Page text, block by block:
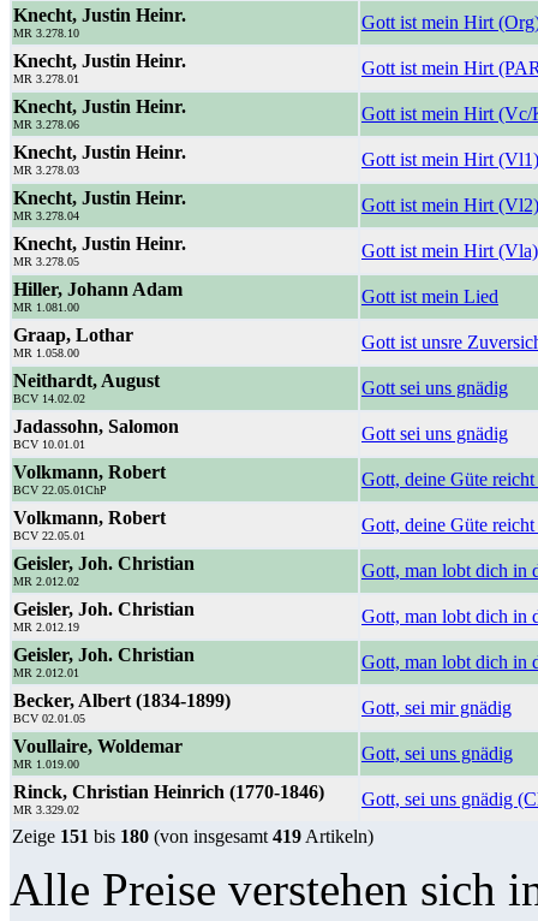
Knecht, Justin Heinr.
MR 3.278.10
Gott ist mein Hirt
Knecht, Justin Heinr.
MR 3.278.01
Gott ist mein Hirt
Knecht, Justin Heinr.
MR 3.278.06
Gott ist mein Hirt (Vc/
Knecht, Justin Heinr.
MR 3.278.03
Gott ist mein Hirt (Vl1)
Knecht, Justin Heinr.
MR 3.278.04
Gott ist mein Hirt (Vl2)
Knecht, Justin Heinr.
MR 3.278.05
Gott ist mein Hirt (Vla)
Hiller, Johann Adam
MR 1.081.00
Gott ist mein Lied
Graap, Lothar
MR 1.058.00
Gott ist unsre
Neithardt, August
BCV 14.02.02
Gott sei uns gnädig
Jadassohn, Salomon
BCV 10.01.01
Gott sei uns gnädig
Volkmann, Robert
BCV 22.05.01ChP
Gott, deine Güte
Volkmann, Robert
BCV 22.05.01
Gott, deine Güte
Geisler, Joh. Christian
MR 2.012.02
Gott, man lobt dich in
Geisler, Joh. Christian
MR 2.012.19
Gott, man lobt dich in
Geisler, Joh. Christian
MR 2.012.01
Gott, man lobt dich in
Becker, Albert (1834-1899)
BCV 02.01.05
Gott, sei mir gnädig
Voullaire, Woldemar
MR 1.019.00
Gott, sei uns gnädig
Rinck, Christian Heinrich (1770-1846)
MR 3.329.02
Gott, sei uns gnädig
Zeige 151 bis 180 (von insgesamt 419 Artikeln)
Alle Preise verstehen sich